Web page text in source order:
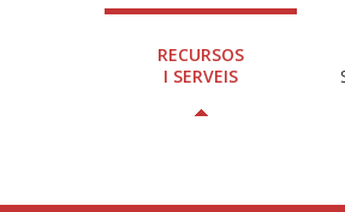
RECURSOS
I SERVEIS